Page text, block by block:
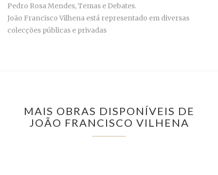
Pedro Rosa Mendes, Temas e Debates.
João Francisco Vilhena está representado em diversas
colecções públicas e privadas
MAIS OBRAS DISPONÍVEIS DE
JOÃO FRANCISCO VILHENA